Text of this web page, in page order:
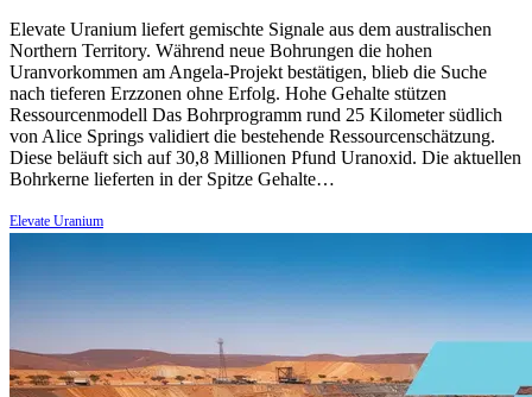
Elevate Uranium liefert gemischte Signale aus dem australischen
Northern Territory. Während neue Bohrungen die hohen
Uranvorkommen am Angela-Projekt bestätigen, blieb die Suche
nach tieferen Erzzonen ohne Erfolg. Hohe Gehalte stützen
Ressourcenmodell Das Bohrprogramm rund 25 Kilometer südlich
von Alice Springs validiert die bestehende Ressourcenschätzung.
Diese beläuft sich auf 30,8 Millionen Pfund Uranoxid. Die aktuellen
Bohrkerne lieferten in der Spitze Gehalte…
Elevate Uranium